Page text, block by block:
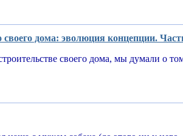
своего дома: эволюция концепции.
своего дома, мы думали о